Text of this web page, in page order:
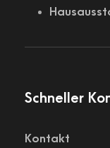
Schneller
Kontakt